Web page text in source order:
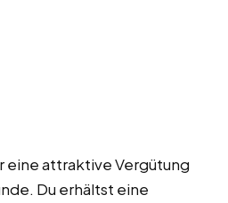
eine attraktive Vergütung
Du erhältst eine